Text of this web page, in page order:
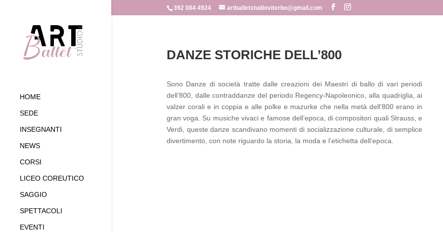
392 084 4924 artballetstudioviterbo@gmail.com
HOME
SEDE
INSEGNANTI
NEWS
CORSI
LICEO COREUTICO
SAGGIO
SPETTACOLI
EVENTI
DANZE STORICHE DELL’800
Sono Danze di società tratte dalle creazioni dei Maestri di ballo di vari periodi
dell’800, dalle contraddanze del periodo Regency-Napoleonico, alla quadriglia, ai
valzer corali e in coppia e alle polke e mazurke che nella metà dell’800 erano in
gran voga. Su musiche vivaci e famose dell’epoca, di compositori quali Strauss, e
Verdi, queste danze scandivano momenti di socializzazione culturale, di semplice
divertimento, con note riguardo la storia, la moda e l’etichetta dell’epoca.